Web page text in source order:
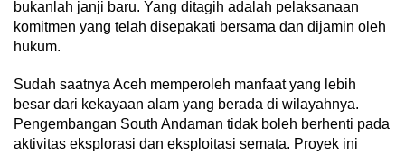
bukanlah janji baru. Yang ditagih adalah pelaksanaan
komitmen yang telah disepakati bersama dan dijamin oleh
hukum.
Sudah saatnya Aceh memperoleh manfaat yang lebih
besar dari kekayaan alam yang berada di wilayahnya.
Pengembangan South Andaman tidak boleh berhenti pada
aktivitas eksplorasi dan eksploitasi semata. Proyek ini